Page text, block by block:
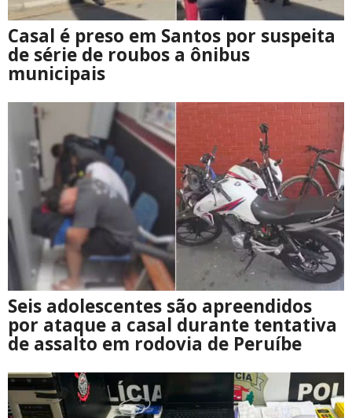
Casal é preso em Santos por suspeita
de série de roubos a ônibus
municipais
Seis adolescentes são apreendidos
por ataque a casal durante tentativa
de assalto em rodovia de Peruíbe